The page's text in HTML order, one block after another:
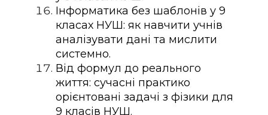
Інформатика без шаблонів у 9
класах НУШ: як навчити учнів
аналізувати дані та мислити
системно.
Від формул до реального
життя: сучасні практико
орієнтовані задачі з фізики для
9 класів НУШ.